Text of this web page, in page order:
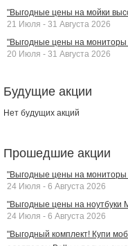
"Выгодные цены на мойки
21 Июля - 31 Августа 2026
"Выгодные цены на мониторы
20 Июля - 31 Августа 2026
Будущие акции
Нет будущих акций
Прошедшие акции
"Выгодные цены на мониторы
24 Июля - 6 Августа 2026
"Выгодные цены на ноутбуки
24 Июля - 6 Августа 2026
"Выгодный комплект! Купи